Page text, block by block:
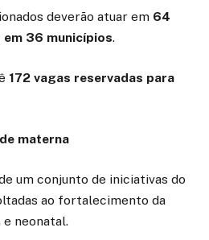
deverão atuar em 64
36 municípios.
172 vagas reservadas para
materna
um conjunto de iniciativas do
ao fortalecimento da
neonatal.